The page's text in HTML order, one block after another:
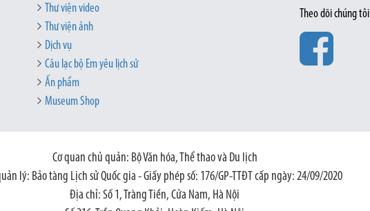
Thư viện video
Thư viện ảnh
Dịch vụ
Câu lạc bộ Em yêu lịch sử
Ấn phẩm
Museum Shop
Theo dõi chúng tôi
Cơ quan chủ quản: Bộ Văn hóa, Thể thao và Du lịch
lý: Bảo tàng Lịch sử Quốc gia - Giấy phép số: 176/GP-TTĐT cấp ngày: 24/09/2020
Địa chỉ: Số 1, Tràng Tiền, Cửa Nam, Hà Nội